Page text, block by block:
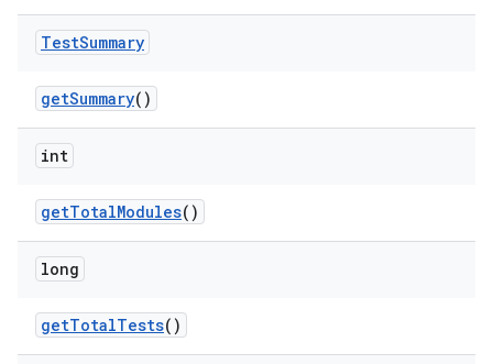
TestSummary
getSummary()
int
getTotalModules()
long
getTotalTests()